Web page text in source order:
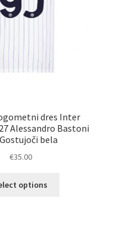
dres Inter
Alessandro Bastoni
bela
€35.00
options